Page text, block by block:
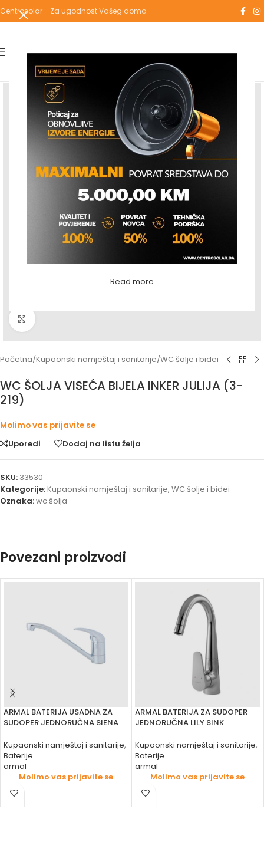
Read more
Centrosolar - Za ugodnost Vašeg doma
Povećaj sliku
Početna/Kupaonski namještaj i sanitarije/WC šolje i bidei
WC ŠOLJA VISEĆA BIJELA INKER JULIJA (3-
219)
Molimo vas prijavite se
Uporedi
Dodaj na listu želja
SKU: 33530
Kategorije:Kupaonski namještaj i sanitarije, WC šolje i bidei
Oznaka:wc šolja
Povezani proizvodi
ARMAL BATERIJA USADNA ZA
SUDOPER JEDNORUČNA SIENA
Kupaonski namještaj i sanitarije,
Baterije
armal
Molimo vas prijavite se
ARMAL BATERIJA ZA SUDOPER
JEDNORUČNA LILY SINK
Kupaonski namještaj i sanitarije,
Baterije
armal
Molimo vas prijavite se